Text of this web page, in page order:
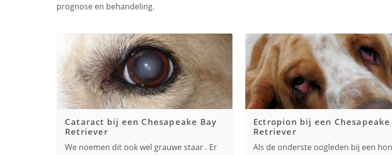
prognose en behandeling.
Cataract bij een Chesapeake Bay
Retriever
We noemen dit ook wel grauwe staar . Er
Ectropion bij een Chesapeake
Retriever
Als de onderste oogleden bij een